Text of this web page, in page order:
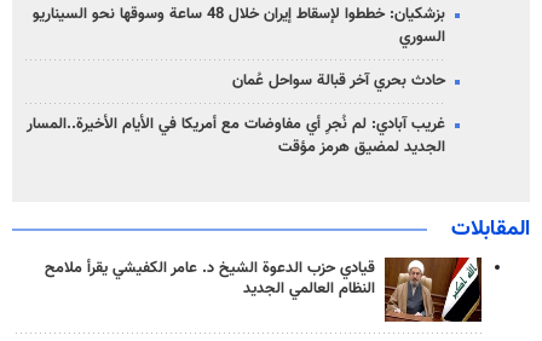
بزشكيان: خططوا لإسقاط إيران خلال 48 ساعة وسوقها نحو السيناريو
السوري
حادث بحري آخر قبالة سواحل عُمان
غريب آبادي: لم نُجرِ أي مفاوضات مع أمريكا في الأيام الأخيرة..المسار
الجديد لمضيق هرمز مؤقت
المقابلات
قيادي حزب الدعوة الشيخ د. عامر الكفيشي يقرأ ملامح
النظام العالمي الجديد